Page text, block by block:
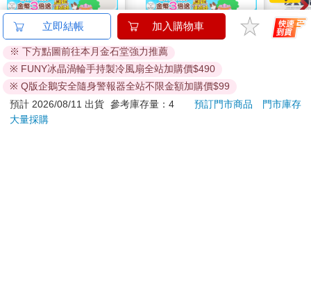
先滿足擁有者，但對其他社會成員來說，卻會引發相對剝奪感，
讓他們感到自己變得更加窮困。
反之，真正的有錢人通常不會公開資產，他們拒絕華麗和奢侈，
追求簡約精緻的美。他們會選擇簡約精緻的Ressence手錶或優雅
的Nomos Tangente手錶等，展現高級的品味，那些手錶只有知道
的人才懂。有些有錢人認為連這些都太過奢侈，他們不會花大錢
在打扮上，有時甚至穿著牛仔褲和T恤。據說一流的歌舞伎演員們
很注重衣服的內襯，在若隱若現的地方上花心思可以說是他們所
MARIE CLAIRE美麗
佳人08月2026第400期
220 特價 209 元
加入購物車
山毛櫸站立飯匙-3入組
66 折
加入購物車
攻殼
數
立即結帳 加入購物車
※ 下方點圖前往本月金石堂強力推薦
※ FUNY冰晶渦輪手持製冷風扇全站加購價$490
※ Q版企鵝安全隨身警報器全站不限金額加購價$99
預計 2026/08/11 出貨 參考庫存量：4 預訂門市商品
門市庫存
大量採購